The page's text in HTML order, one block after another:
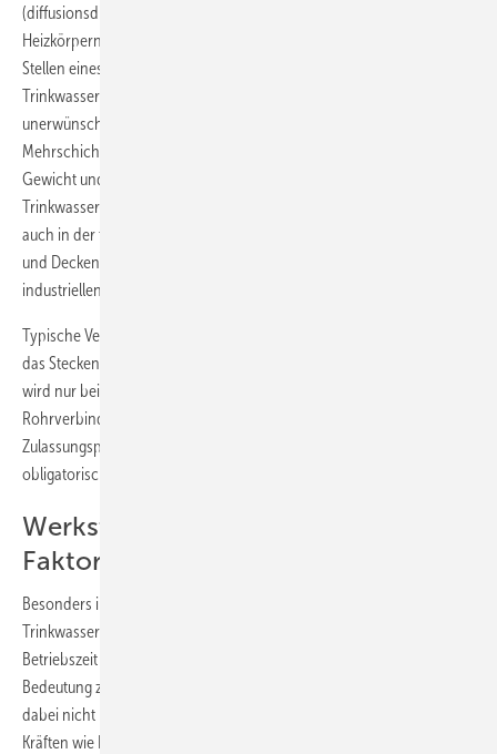
(diffusionsdicht). Somit gibt es in der Regel keine Korrosion in
Heizkörpern und Fußbodenheizungen oder anderen empfindlichen
Stellen eines Rohrleitungssystems, zum Beispiel in Pumpen. In der
Trinkwasserinstallation wird dadurch das Eindringen von
unerwünschten Geruchs- oder Geschmacksstoffen vermieden.
Mehrschicht-Verbundrohre sind formstabil, haben ein geringes
Gewicht und eignen sich für fast alle Installationsarten. Neben der
Trinkwasser- und Heizungsinstallation (mit Radiatoren) kommen sie
auch in der thermoaktiven Bauteilaktivierung, in Fußboden-, Wand-
und Deckenheizungen, für die Druckluftversorgung sowie im
industriellen Rohrleitungsbau zum Einsatz (
Typische Verbindungstechniken für Verbundrohre sind das Pressen,
das Stecken und die Schiebehülsen-Technik (
wird nur beim Übergang auf andere Werkstoffe. Alle
Rohrverbindungen unterliegen einem eigenen Prüf- und
Zulassungsprocedere. Eine DVGW-Zertifizierung ist damit
obligatorisch.
Werkstoffauswahl ist wichtiger
Faktor für Langlebigkeit
Besonders in einem so sensiblen Bereich wie der
Trinkwasserinstallation mit unbestimmbaren Faktoren während der
Betriebszeit kommt vornehmlich der Werkstoffwahl besondere
Bedeutung zu (
dabei nicht mit den möglichen Einflussfaktoren (mechanischen
Kräften wie Druckstößen oder Längenausdehnung) gleichgesetzt